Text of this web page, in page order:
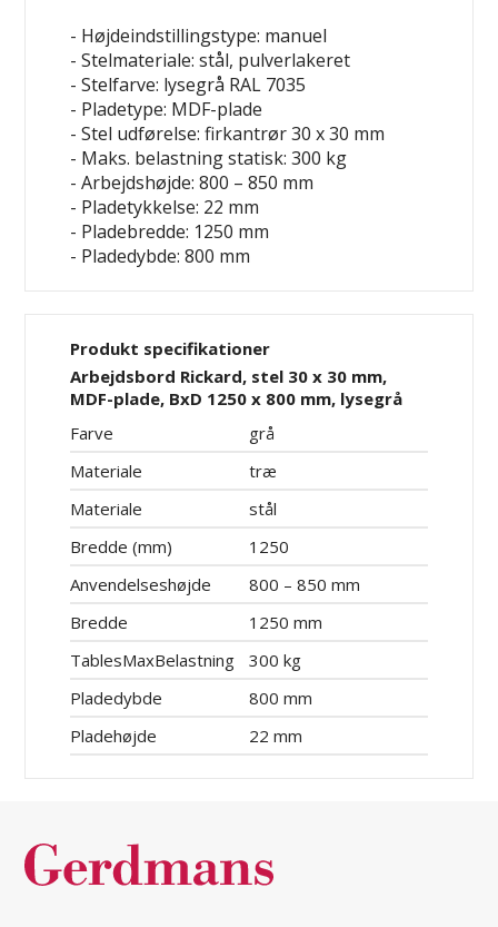
- Højdeindstillingstype: manuel
- Stelmateriale: stål, pulverlakeret
- Stelfarve: lysegrå RAL 7035
- Pladetype: MDF-plade
- Stel udførelse: firkantrør 30 x 30 mm
- Maks. belastning statisk: 300 kg
- Arbejdshøjde: 800 – 850 mm
- Pladetykkelse: 22 mm
- Pladebredde: 1250 mm
- Pladedybde: 800 mm
Produkt specifikationer
Arbejdsbord Rickard, stel 30 x 30 mm,
MDF-plade, BxD 1250 x 800 mm, lysegrå
Farve
grå
Materiale
træ
Materiale
stål
Bredde (mm)
1250
Anvendelseshøjde
800 – 850 mm
Bredde
1250 mm
TablesMaxBelastning
300 kg
Pladedybde
800 mm
Pladehøjde
22 mm